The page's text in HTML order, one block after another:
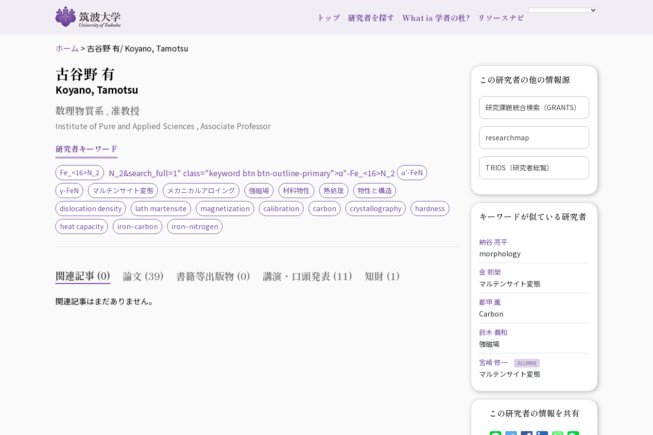
トップ 研究者を探す What is 学者の杜? リソースナビ
ホーム >古谷野 有/ Koyano, Tamotsu
古谷野 有
Koyano, Tamotsu
数理物質系 , 准教授
Institute of Pure and Applied Sciences , Associate Professor
研究者キーワード
Fe_<16>N_2 N_2&search_full=1" class="keyword btn btn-outline-primary">α"-Fe_<16>N_2
α'-FeN
γ-FeN
マルテンサイト変態 メカニカルアロイング 強磁場 材料物性 熱処理
物性と構造
dislocation density
lath martensite magnetization calibration carbon crystallography
hardness
heat capacity
iron–carbon iron–nitrogen
関連記事 (0) 論文 (39) 書籍等出版物 (0) 講演・口頭発表 (11) 知財 (1)
関連記事はまだありません。
この研究者の他の情報源
研究課題統合検索（GRANTS）
researchmap
TRIOS（研究者総覧）
キーワードが似ている研究者
納谷 亮平
morphology
金 熙榮
マルテンサイト変態
都甲 薫
Carbon
鈴木 義和
強磁場
宮崎 修一
ALUMNI
マルテンサイト変態
この研究者の情報を共有